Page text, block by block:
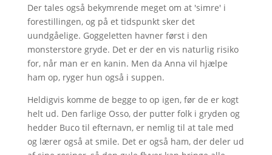
Der tales også bekymrende meget om at 'simre' i
forestillingen, og på et tidspunkt sker det
uundgåelige. Goggeletten havner først i den
monsterstore gryde. Det er der en vis naturlig risiko
for, når man er en kanin. Men da Anna vil hjælpe
ham op, ryger hun også i suppen.
Heldigvis komme de begge to op igen, før de er kogt
helt ud. Den farlige Osso, der putter folk i gryden og
hedder Buco til efternavn, er nemlig til at tale med
og lærer også at smile. Det er også ham, der deler ud